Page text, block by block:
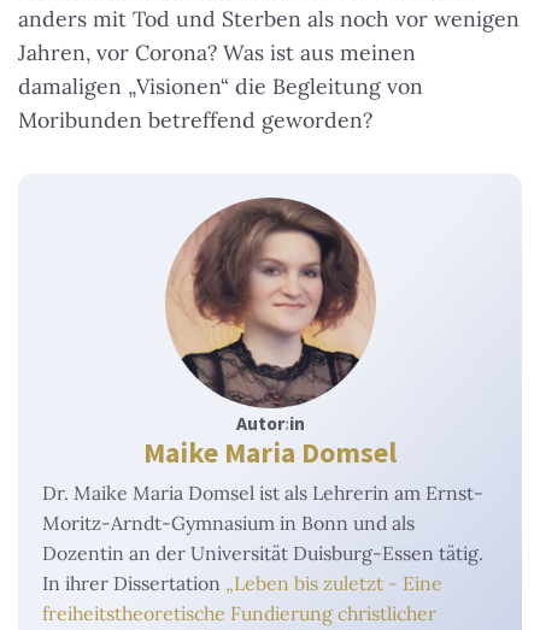
anders mit Tod und Sterben als noch vor wenigen
Jahren, vor Corona? Was ist aus meinen
damaligen „Visionen“ die Begleitung von
Moribunden betreffend geworden?
Autor:in
Maike Maria Domsel
Dr. Maike Maria Domsel ist als Lehrerin am Ernst-
Moritz-Arndt-Gymnasium in Bonn und als
Dozentin an der Universität Duisburg-Essen tätig.
In ihrer Dissertation „Leben bis zuletzt - Eine
freiheitstheoretische Fundierung christlicher